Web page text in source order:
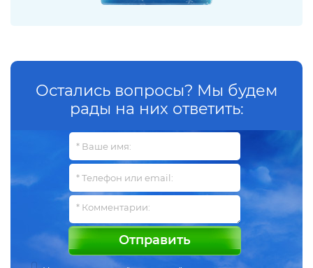
Остались вопросы? Мы будем
рады на них ответить:
Отправить